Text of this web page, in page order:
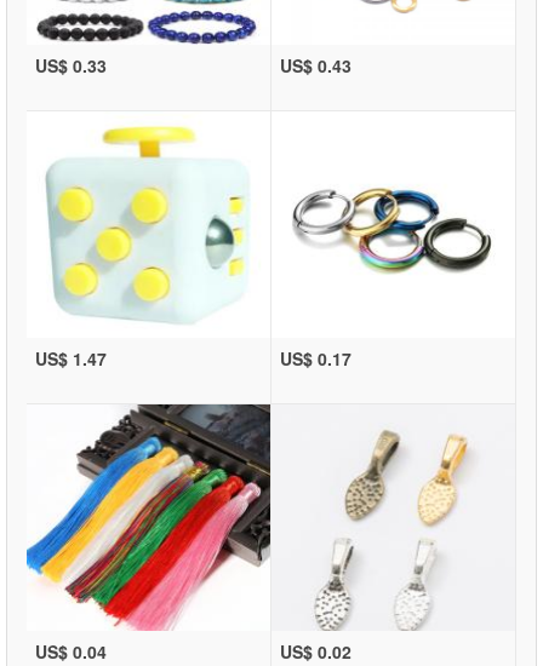
US$ 0.33 US$ 0.43
US$ 1.47 US$ 0.17
US$ 0.04 US$ 0.02